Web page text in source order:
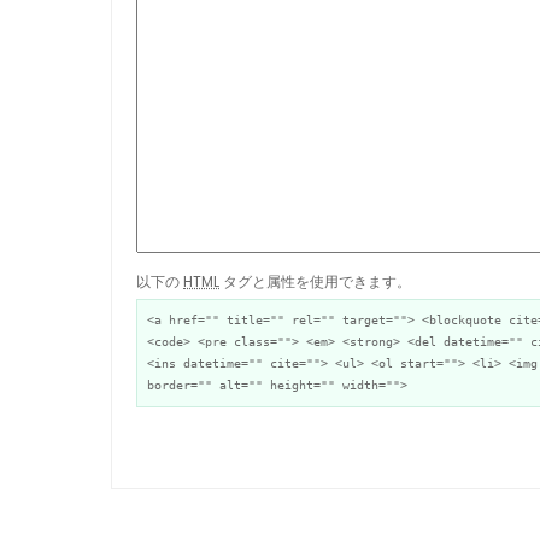
以下の HTML タグと属性を使用できます。
<a href="" title="" rel="" target=""> <blockquote
<code> <pre class=""> <em> <strong> <del datetime=""
<ins datetime="" cite=""> <ul> <ol start=""> <li>
border="" alt="" height="" width="">